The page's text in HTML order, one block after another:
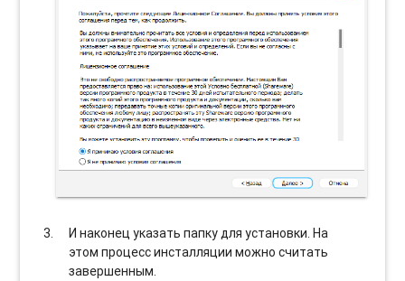
И наконец указать папку для установки. На
этом процесс инсталляции можно считать
завершенным.